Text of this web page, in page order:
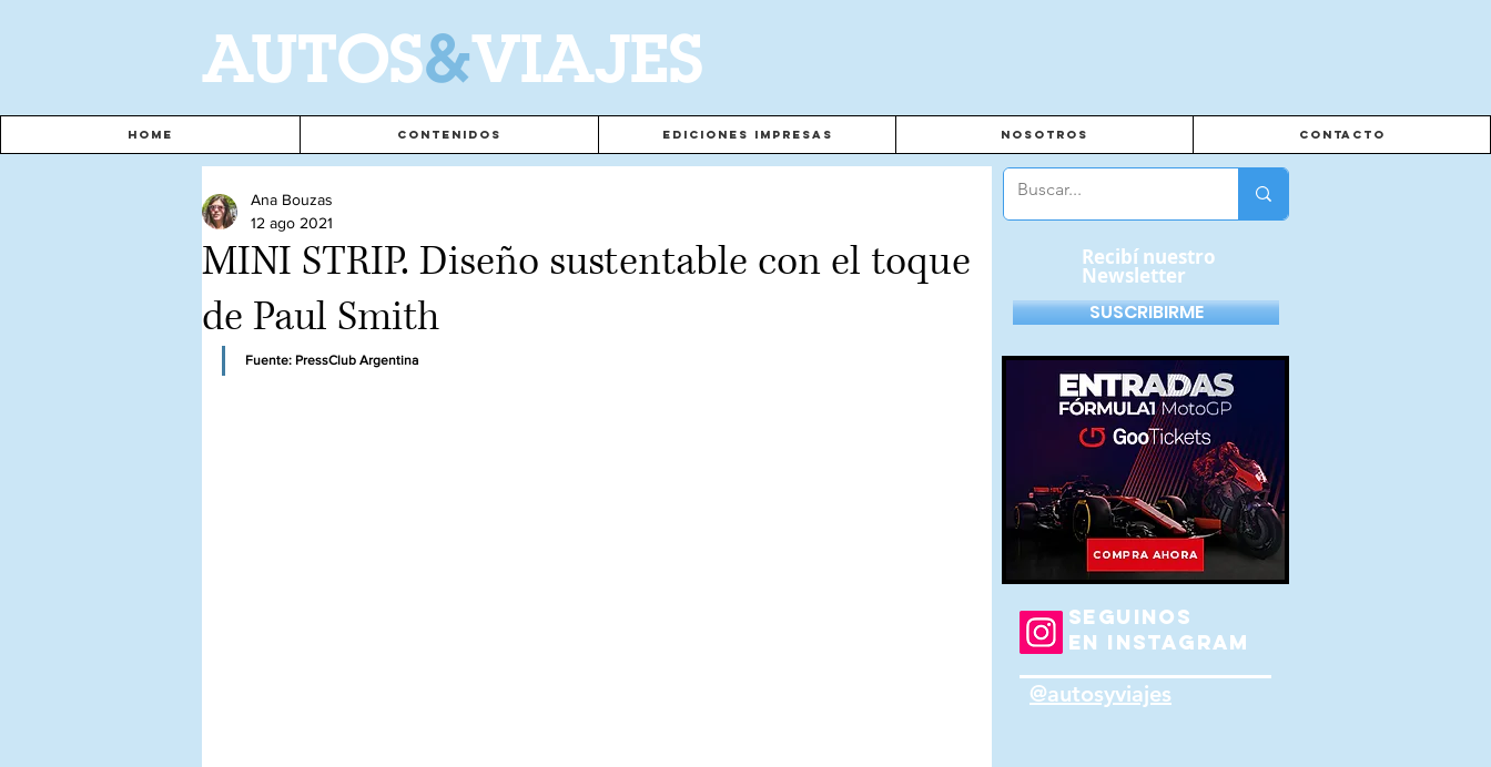
AUTOS&VIAJES
Home Contenidos Ediciones Impresas Nosotros Contacto
MINI STRIP. Diseño sustentable con el toque
de Paul Smith
Ana Bouzas
12 ago 2021
Fuente: PressClub Argentina
SEGUINOS
EN INSTAGRAM
@autosyviajes
Recibí nuestro
Newsletter
SUSCRIBIRME